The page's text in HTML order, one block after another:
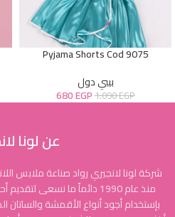
Pyjama Shorts Cod 9075
بيبي دول
1.090EGP
680EGP
عن لونا
شركة لونا لانجيري رواد صناعة ملابس
منذ عام 1990 دائماً ما نسعى
بإستخدام أجود أنواع الأقمشة